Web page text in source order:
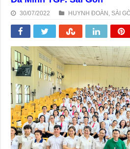
30/07/2022 HUYNH ĐOÀN SÀI